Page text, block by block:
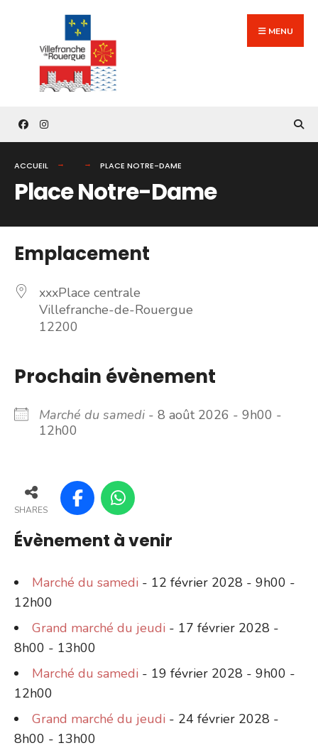
content
MENU
ACCUEIL PLACE NOTRE-DAME
Place Notre-Dame
Emplacement
xxxPlace centrale
Villefranche-de-Rouergue
12200
Prochain évènement
Marché du samedi - 8 août 2026 - 9h00 -
12h00
SHARES
Évènement à venir
Marché du samedi - 12 février 2028 - 9h00 -
12h00
Grand marché du jeudi - 17 février 2028 -
8h00 - 13h00
Marché du samedi - 19 février 2028 - 9h00 -
12h00
Grand marché du jeudi - 24 février 2028 -
8h00 - 13h00